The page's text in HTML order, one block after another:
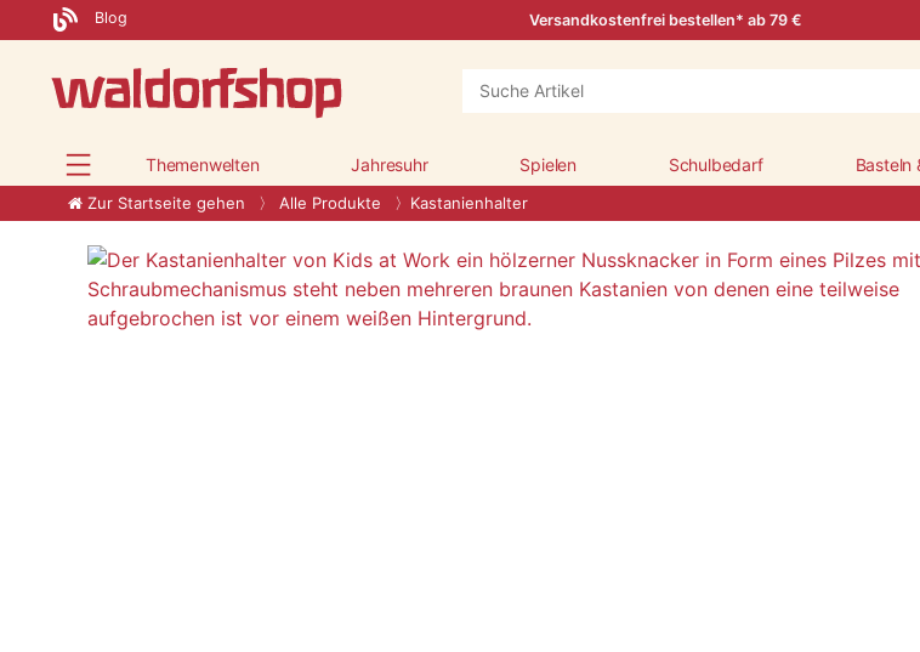
Blog Versandkostenfrei bestellen* ab 79 €
Themenwelten Jahresuhr Spielen Schulbedarf Basteln
Zur Startseite gehen Alle Produkte Kastanienhalter